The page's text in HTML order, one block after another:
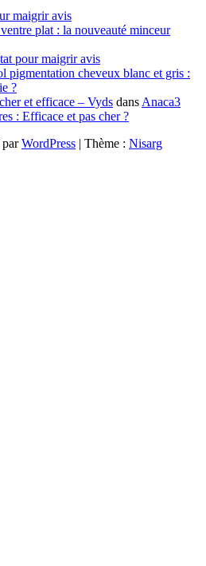
maigrir avis
plat : la nouveauté minceur
pour maigrir avis
pigmentation cheveux blanc et gris :
?
et efficace – Vyds dans Anaca3
: Efficace et pas cher ?
parWordPress | Thème : Nisarg